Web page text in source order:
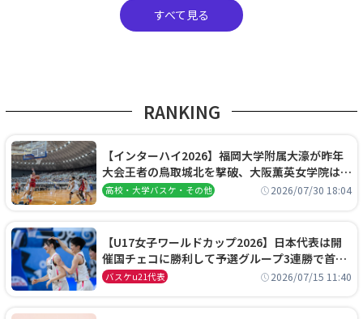
すべて見る
RANKING
【インターハイ2026】福岡大学附属大濠が昨年
大会王者の鳥取城北を撃破、大阪薫英女学院は岐
阜女子に完勝、大会3日目試合結果
高校・大学バスケ・その他 2026/07/30 18:04
【U17女子ワールドカップ2026】日本代表は開
催国チェコに勝利して予選グループ3連勝で首位
通過！準々決勝の相手はエジプトに決定
バスケu21代表 2026/07/15 11:40